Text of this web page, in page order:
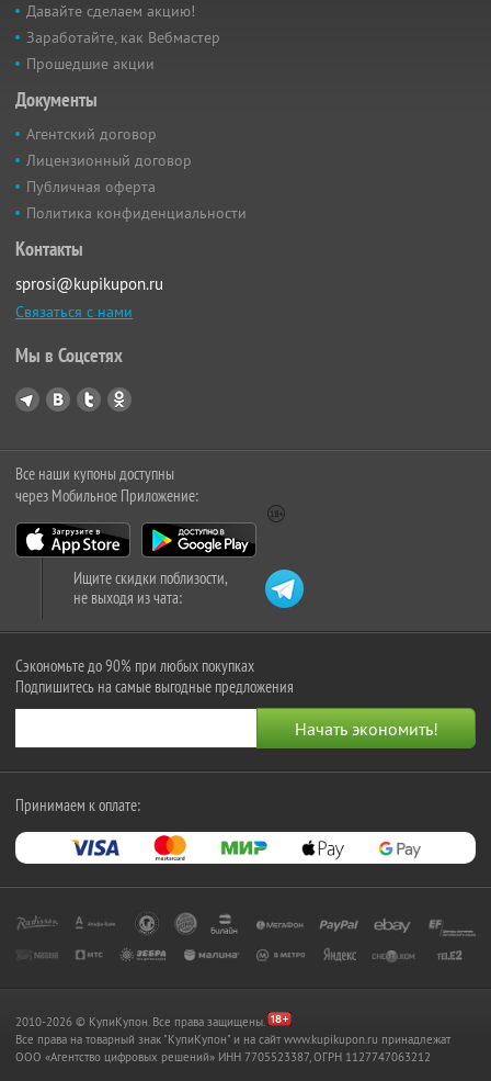
Давайте сделаем акцию!
Заработайте, как Вебмастер
Прошедшие акции
Документы
Агентский договор
Лицензионный договор
Публичная оферта
Политика конфиденциальности
Контакты
sprosi@kupikupon.ru
Связаться с нами
Мы в Соцсетях
Все наши купоны доступны
через Мобильное Приложение:
Ищите скидки поблизости,
не выходя из чата:
Сэкономьте до 90% при любых покупках
Подпишитесь на самые выгодные предложения
Принимаем к оплате:
2010-2026 © КупиКупон. Все права защищены.
Все права на товарный знак "КупиКупон" и на сайт www.kupikupon.ru принадлежат
OOO «Агентство цифровых решений» ИНН 7705523387, ОГРН 1127747063212